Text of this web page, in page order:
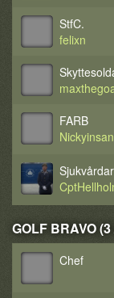
StfC.
felixn
FARB
GOLF BRAVO (3
Chef